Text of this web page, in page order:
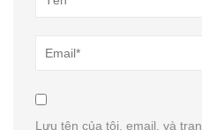
Lưu tên của tôi, email, và